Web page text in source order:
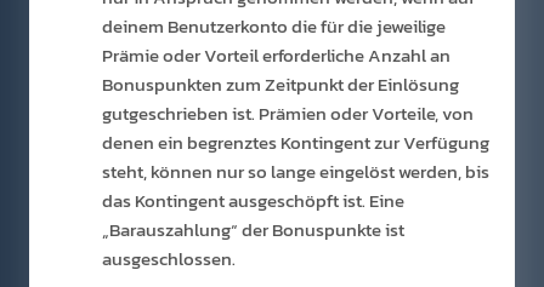
deinem Benutzerkonto die für die jeweilige
Prämie oder Vorteil erforderliche Anzahl an
Bonuspunkten zum Zeitpunkt der Einlösung
gutgeschrieben ist. Prämien oder Vorteile, von
denen ein begrenztes Kontingent zur Verfügung
steht, können nur so lange eingelöst werden, bis
das Kontingent ausgeschöpft ist. Eine
„Barauszahlung“ der Bonuspunkte ist
ausgeschlossen.